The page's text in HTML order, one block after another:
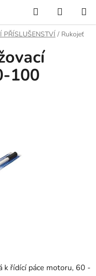
Hledat
KOŠÍK
PŘÍSLUŠENSTVÍ / Rukojeť
k řídící páce motoru, 60 -
100